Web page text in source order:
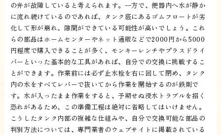
の弁が故障していると考えられます。一方で、便器内へ水が静か
に流れ続けているのであれば、タンク底にあるゴムフロートが劣
化して形が崩れ、隙間ができている可能性が高いでしょう。これ
らの部品はホームセンターやネット通販などで2000円から5000
円程度で購入できることが多く、モンキーレンチやプラスドライ
バーといった基本的な工具があれば、自分での交換に挑戦するこ
とができます。作業前には必ず止水栓を右に回して閉め、タンク
内の水をすべてレバーで抜いてから作業を開始するのが鉄則で
す。水が入ったまま作業をすると、予期せぬ浸水トラブルを招く
恐れがあるため、この準備工程は絶対に省略してはいけません。
こうしたタンク内部の複雑な仕組みや、自分で交換可能な部品の
判別方法については、専門業者のウェブサイトに掲載されている